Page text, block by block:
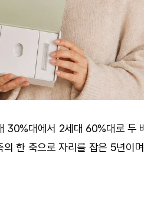
30%대에서 2세대 60%대로 두
한 축으로 자리를 잡은 5년이